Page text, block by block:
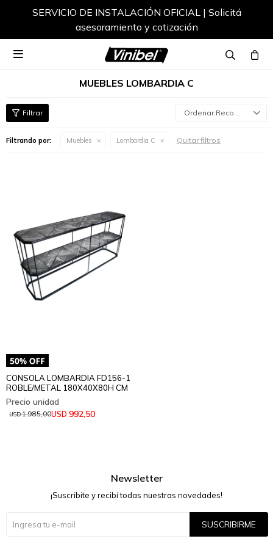
SERVICIO DE INSTALACIÓN OFICIAL | Solicitá
asesoramiento y cotización

MUEBLES LOMBARDIA C
Recomendados
Filtrando por: Muebles Lombardia C Quitar filtros
CONSOLA LOMBARDIA FD156-1
ROBLE/METAL 180X40X80H CM
USD 992,50
USD1.985,00
Newsletter
¡Suscribite y recibí todas nuestras novedades!
SUSCRIBIRME